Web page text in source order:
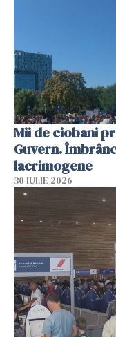
Mii de ciobani
Guvern.
lacrimogene
30 IULIE 2026